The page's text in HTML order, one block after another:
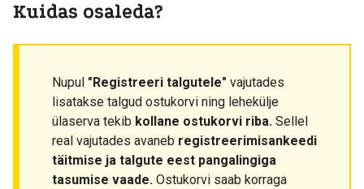
Kuidas osaleda?
Nupul "Registreeri talgutele" vajutades
lisatakse talgud ostukorvi ning lehekülje
ülaserva tekib kollane ostukorvi riba. Sellel
real vajutades avaneb registreerimisankeedi
täitmise ja talgute eest pangalingiga
tasumise vaade. Ostukorvi saab korraga